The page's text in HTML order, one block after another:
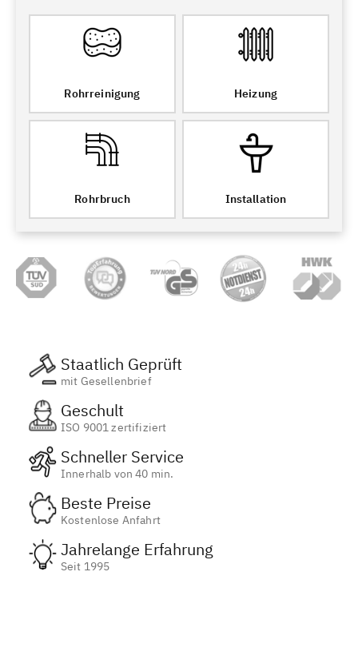
Rohrreinigung Heizung
Rohrbruch Installation
Staatlich Geprüft
mit Gesellenbrief
Geschult
ISO 9001 zertifiziert
Schneller Service
Innerhalb von 40 min.
Beste Preise
Kostenlose Anfahrt
Jahrelange Erfahrung
Seit 1995